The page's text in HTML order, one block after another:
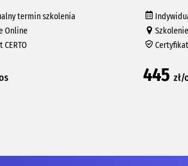
termin szkolenia
Online
Certyfikat
445 zł/